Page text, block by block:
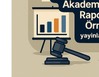
Geçiş